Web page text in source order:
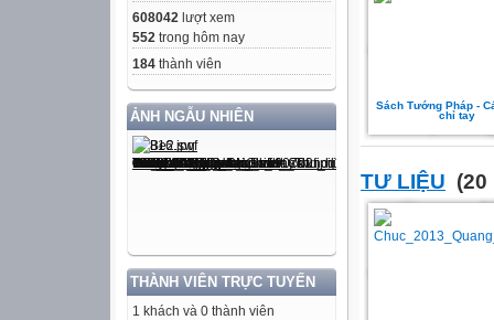
608042 lượt xem
552 trong hôm nay
184 thành viên
ẢNH NGẪU NHIÊN
THÀNH VIÊN TRỰC TUYẾN
1 khách và 0 thành viên
Sách Tướng Pháp -
chỉ tay
TƯ LIỆU (20